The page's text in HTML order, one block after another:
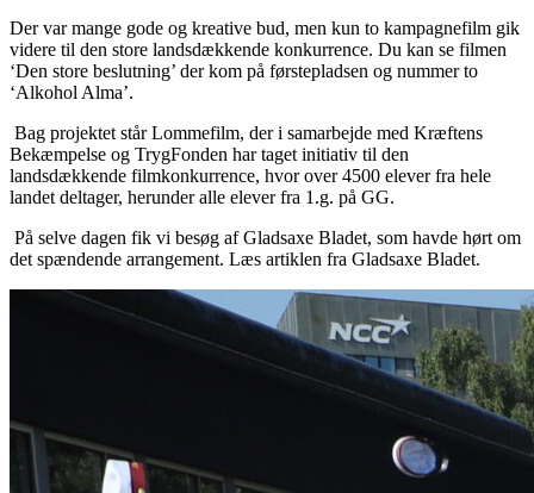
Der var mange gode og kreative bud, men kun to kampagnefilm gik
videre til den store landsdækkende konkurrence. Du kan se filmen
‘Den store beslutning’ der kom på førstepladsen og nummer to
‘Alkohol Alma’.
Bag projektet står Lommefilm, der i samarbejde med Kræftens
Bekæmpelse og TrygFonden har taget initiativ til den
landsdækkende filmkonkurrence, hvor over 4500 elever fra hele
landet deltager, herunder alle elever fra 1.g. på GG.
På selve dagen fik vi besøg af Gladsaxe Bladet, som havde hørt om
det spændende arrangement. Læs artiklen fra Gladsaxe Bladet.